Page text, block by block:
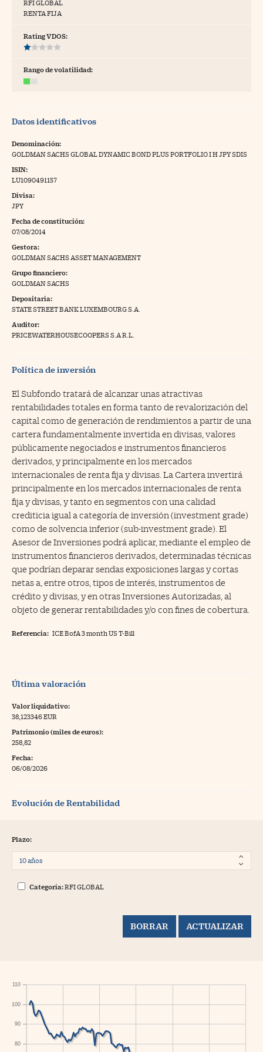
Pyme
Trading
a Cinco Días
RFI GLOBAL
RENTA FIJA
Rating VDOS:
Rango de volatilidad:
Datos identificativos
Denominación:
GOLDMAN SACHS GLOBAL DYNAMIC BOND PLUS PORTFOLIO I H JPY SDIS
ISIN:
LU1090491157
Divisa:
JPY
Fecha de constitución:
07/08/2014
Gestora:
GOLDMAN SACHS ASSET MANAGEMENT
Grupo financiero:
GOLDMAN SACHS
Depositaria:
STATE STREET BANK LUXEMBOURG S.A.
Auditor:
PRICEWATERHOUSECOOPERS S.A R.L.
Política de inversión
El Subfondo tratará de alcanzar unas atractivas
rentabilidades totales en forma tanto de revalorización del
capital como de generación de rendimientos a partir de una
cartera fundamentalmente invertida en divisas, valores
públicamente negociados e instrumentos financieros
derivados, y principalmente en los mercados
internacionales de renta fija y divisas. La Cartera invertirá
principalmente en los mercados internacionales de renta
fija y divisas, y tanto en segmentos con una calidad
crediticia igual a categoría de inversión (investment grade)
como de solvencia inferior (sub-investment grade). El
Asesor de Inversiones podrá aplicar, mediante el empleo de
instrumentos financieros derivados, determinadas técnicas
que podrían deparar sendas exposiciones largas y cortas
netas a, entre otros, tipos de interés, instrumentos de
crédito y divisas, y en otras Inversiones Autorizadas, al
objeto de generar rentabilidades y/o con fines de cobertura.
Referencia: ICE BofA 3 month US T-Bill
Última valoración
Valor liquidativo:
38,123346 EUR
Patrimonio (miles de euros):
258,82
Fecha:
06/08/2026
Evolución de Rentabilidad
Plazo:
Categoría:RFI GLOBAL
80
90
100
110